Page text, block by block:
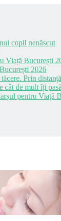
copil nenăscut
Viață București
2026
Prin
cât de mult îți
pentru Viață